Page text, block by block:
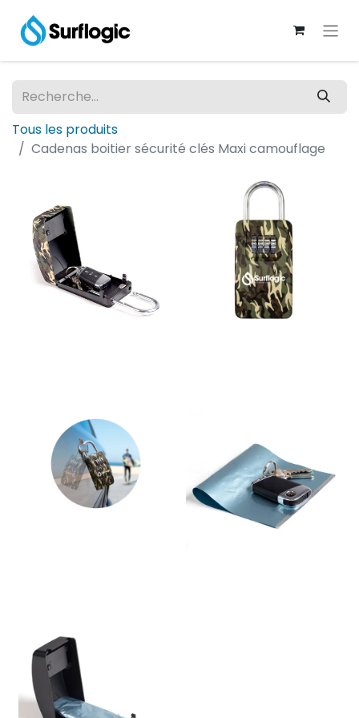
Tous les produits
Cadenas boitier sécurité clés Maxi camouflage